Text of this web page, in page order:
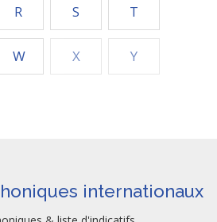
R S T
W X Y
internationaux